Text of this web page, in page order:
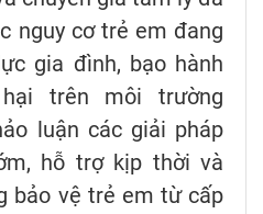
nguy cơ trẻ em đang
gia đình, bạo hành
trên môi trường
luận các giải pháp
hỗ trợ kịp thời và
bảo vệ trẻ em từ cấp